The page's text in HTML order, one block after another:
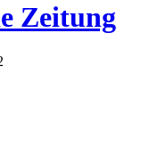
Zeitung